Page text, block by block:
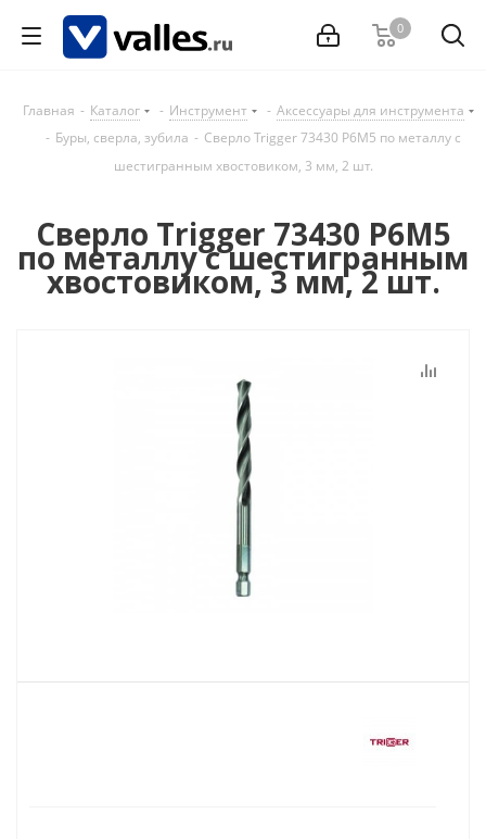
0
Главная - Каталог - Инструмент - Аксессуары для инструмента
- Буры, сверла, зубила - Сверло Trigger 73430 Р6М5 по металлу с
шестигранным хвостовиком, 3 мм, 2 шт.
Сверло Trigger 73430 Р6М5
по металлу с шестигранным
хвостовиком, 3 мм, 2 шт.